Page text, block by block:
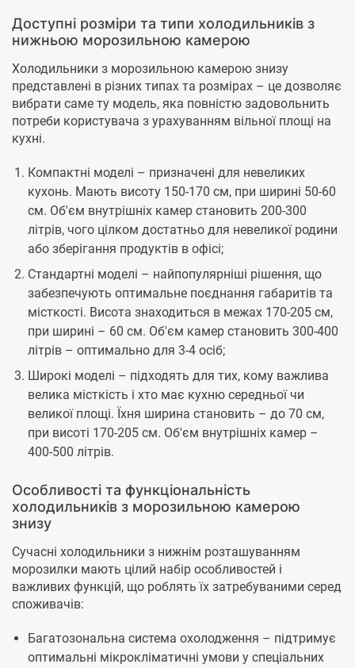
Доступні розміри та типи холодильників з
нижньою морозильною камерою
Холодильники з морозильною камерою знизу
представлені в різних типах та розмірах – це дозволяє
вибрати саме ту модель, яка повністю задовольнить
потреби користувача з урахуванням вільної площі на
кухні.
Компактні моделі – призначені для невеликих
кухонь. Мають висоту 150-170 см, при ширині 50-60
см. Об'єм внутрішніх камер становить 200-300
літрів, чого цілком достатньо для невеликої родини
або зберігання продуктів в офісі;
Стандартні моделі – найпопулярніші рішення, що
забезпечують оптимальне поєднання габаритів та
місткості. Висота знаходиться в межах 170-205 см,
при ширині – 60 см. Об'єм камер становить 300-400
літрів – оптимально для 3-4 осіб;
Широкі моделі – підходять для тих, кому важлива
велика місткість і хто має кухню середньої чи
великої площі. Їхня ширина становить – до 70 см,
при висоті 170-205 см. Об'єм внутрішніх камер –
400-500 літрів.
Особливості та функціональність
холодильників з морозильною камерою
знизу
Сучасні холодильники з нижнім розташуванням
морозилки мають цілий набір особливостей і
важливих функцій, що роблять їх затребуваними серед
споживачів:
Багатозональна система охолодження – підтримує
оптимальні мікрокліматичні умови у спеціальних